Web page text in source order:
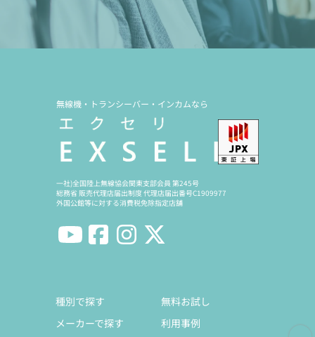
無線機・トランシーバー・インカムなら
一社)全国陸上無線協会関東支部会員 第245号
総務省 販売代理店届出制度 代理店届出番号C1909977
外国公館等に対する消費税免除指定店舗
種別で探す
メーカーで探す
無料お試し
利用事例